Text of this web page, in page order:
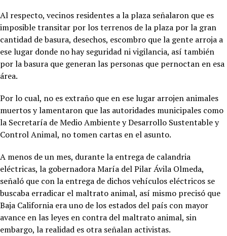
Al respecto, vecinos residentes a la plaza señalaron que es
imposible transitar por los terrenos de la plaza por la gran
cantidad de basura, desechos, escombro que la gente arroja a
ese lugar donde no hay seguridad ni vigilancia, así también
por la basura que generan las personas que pernoctan en esa
área.
Por lo cual, no es extraño que en ese lugar arrojen animales
muertos y lamentaron que las autoridades municipales como
la Secretaría de Medio Ambiente y Desarrollo Sustentable y
Control Animal, no tomen cartas en el asunto.
A menos de un mes, durante la entrega de calandria
eléctricas, la gobernadora María del Pilar Ávila Olmeda,
señaló que con la entrega de dichos vehículos eléctricos se
buscaba erradicar el maltrato animal, así mismo precisó que
Baja California era uno de los estados del país con mayor
avance en las leyes en contra del maltrato animal, sin
embargo, la realidad es otra señalan activistas.